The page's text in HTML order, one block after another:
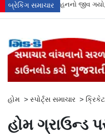
બ્રેકિંગ સમાચાર
બાદ કહ્યું “હું ઘરે જઈ શકું?”
હોમ > સ્પોર્ટ્સ સમાચાર > ક્રિકેટ
હોમ ગ્રાઉન્ડ